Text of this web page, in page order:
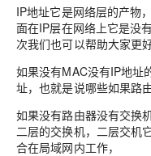
IP地址它是网络层的产物
面在IP层在网络上它是没
次我们也可以帮助大家更
如果没有MAC没有IP地址
址，也就是说哪些如果路
如果没有路由器没有交换
二层的交换机，二层交机
合在局域网内工作，